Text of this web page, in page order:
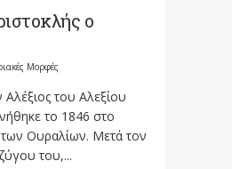
ο
Μορφές
του Αλεξίου
το 1846 στο
Ουραλίων. Μετά τον
του,...